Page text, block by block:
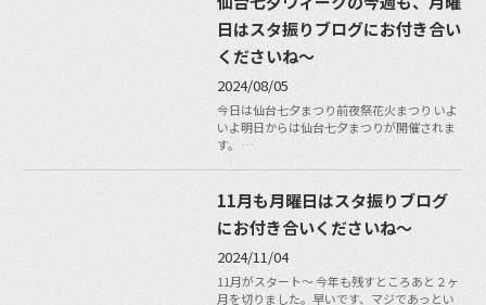
日はスタ振りブログにお付き合い
くださいね〜
2024/08/05
今日は仙台七夕まつり前夜祭花火まつり いよ
いよ明日からは仙台七夕まつりが開催されま
す。 …
11月も月曜日はスタ振りブログ
にお付き合いくださいね〜
2024/11/04
11月がスタート〜 今年も残すところあと２ヶ
月を切りました。早いです、マジであっとい